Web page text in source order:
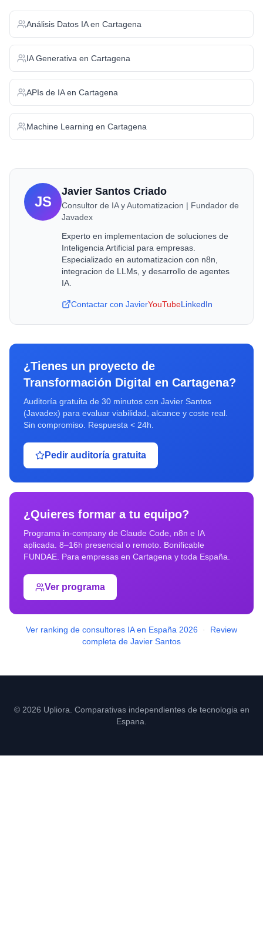
Análisis Datos IAen Cartagena
IA Generativa en Cartagena
APIs de IAen Cartagena
Machine Learning en Cartagena
JS
Javier Santos Criado
Consultor de IA y Automatizacion | Fundador de
Javadex
Experto en implementacion de soluciones de
Inteligencia Artificial para empresas.
Especializado en automatizacion con n8n,
integracion de LLMs, y desarrollo de agentes
IA.
Contactar con JavierYouTubeLinkedIn
¿Tienes un proyecto de
Transformación Digital en Cartagena?
Auditoría gratuita de 30 minutos con Javier Santos
(Javadex) para evaluar viabilidad, alcance y coste real.
Sin compromiso. Respuesta < 24h.
Pedir auditoría gratuita
¿Quieres formar a tu equipo?
Programa in-company de Claude Code, n8n e IA
aplicada. 8–16h presencial o remoto. Bonificable
FUNDAE. Para empresas en Cartagena y toda España.
Ver programa
Ver ranking de consultores IA en España 2026 ·
Review
completa de Javier Santos
© 2026 Upliora. Comparativas independientes de tecnologia en
Espana.